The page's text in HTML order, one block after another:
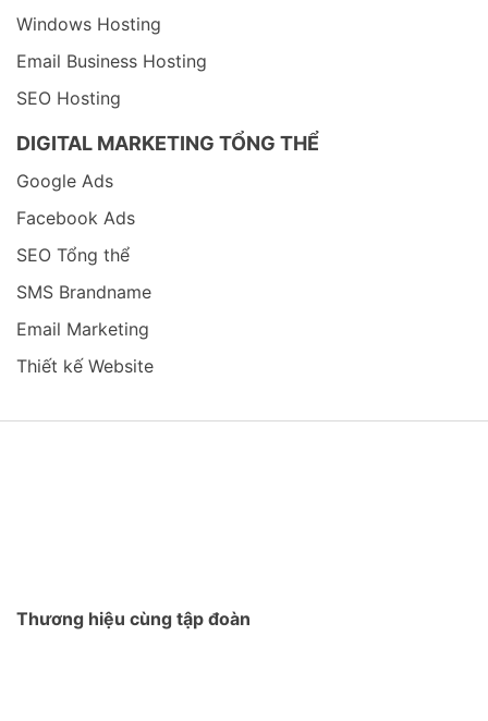
Windows Hosting
Email Business Hosting
SEO Hosting
DIGITAL MARKETING TỔNG THỂ
Google Ads
Facebook Ads
SEO Tổng thể
SMS Brandname
Email Marketing
Thiết kế Website
Thương hiệu cùng tập đoàn